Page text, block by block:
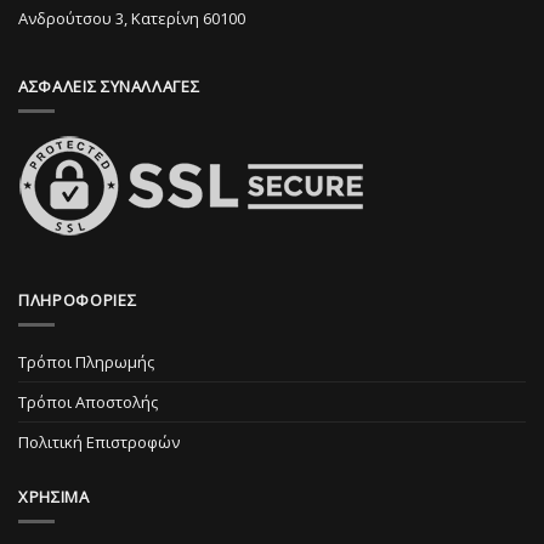
σελίδα
Ανδρούτσου 3, Κατερίνη 60100
ΑΣΦΑΛΕΙΣ ΣΥΝΑΛΛΑΓΕΣ
ΠΛΗΡΟΦΟΡΙΕΣ
Τρόποι Πληρωμής
Τρόποι Αποστολής
Πολιτική Επιστροφών
ΧΡΗΣΙΜΑ